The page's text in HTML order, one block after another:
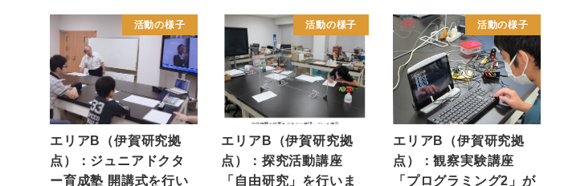
活動の様子
エリアB（伊賀研究拠
点）：ジュニアドクタ
ー育成塾 開講式を行い
活動の様子
エリアB（伊賀研究拠
点）：探究活動講座
「自由研究」を行いま
活動の様子
エリアB（伊賀研究拠
点）：観察実験講座
「プログラミング2」が